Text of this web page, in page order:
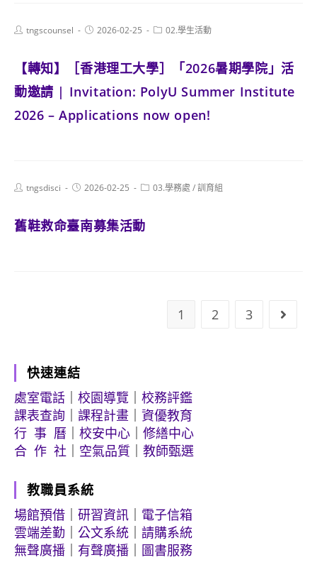
Posttngscounsel
Post2026-02-25
Post02.學生活動
【轉知】［香港理工大學］「2026暑期學院」活
動邀請 | Invitation: PolyU Summer Institute
2026 – Applications now open!
Posttngsdisci
Post2026-02-25
Post03.學務處 /訓育組
舊鞋救命臺南募集活動
1 2 3 Go to
快速連結
處室電話
校園導覽
校務評鑑
課表查詢
課程計畫
資優教育
行 事 曆
校安中心
修繕中心
合 作 社
空氣品質 教師甄選
教職員系統
場館預借
研習資訊
電子信箱
雲端差勤
公文系統
請購系統
無聲廣播
有聲廣播 圖書服務